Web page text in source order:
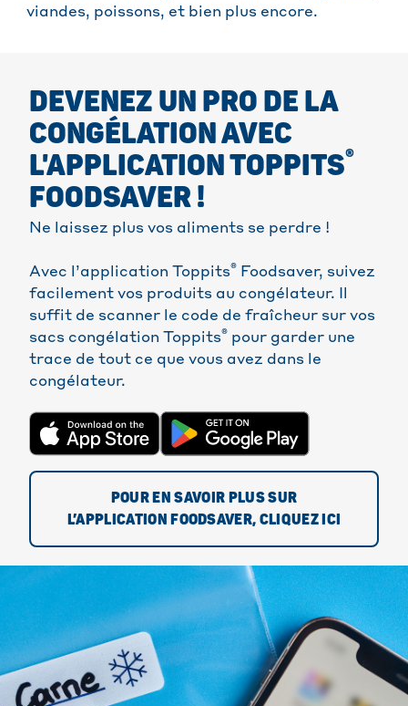
viandes, poissons, et bien plus encore.
DEVENEZ UN PRO DE LA
CONGÉLATION AVEC
L'APPLICATION TOPPITS®
FOODSAVER !
Ne laissez plus vos aliments se perdre !
Avec l’application Toppits® Foodsaver, suivez
facilement vos produits au congélateur. Il
suffit de scanner le code de fraîcheur sur vos
sacs congélation Toppits® pour garder une
trace de tout ce que vous avez dans le
congélateur.
POUR EN SAVOIR PLUS SUR
L’APPLICATION FOODSAVER, CLIQUEZ ICI